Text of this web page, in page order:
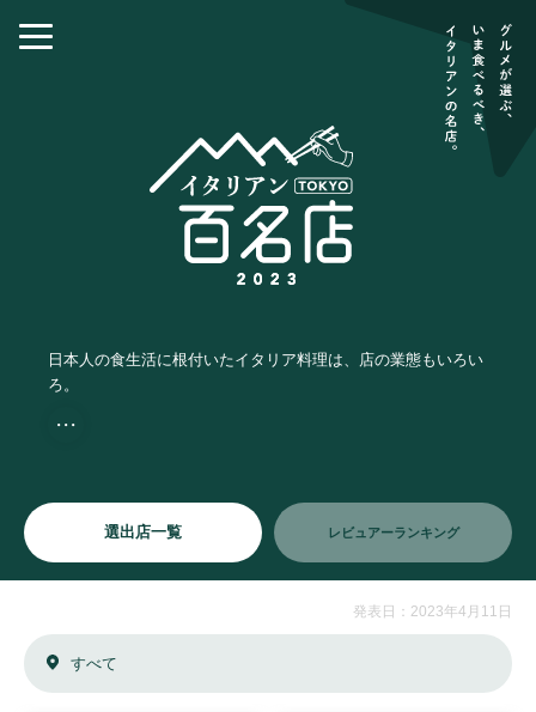
日本人の食生活に根付いたイタリア料理は、店の業態もいろい
ろ。
・・・
選出店一覧 レビュアーランキング
発表日：2023年4月11日
すべて